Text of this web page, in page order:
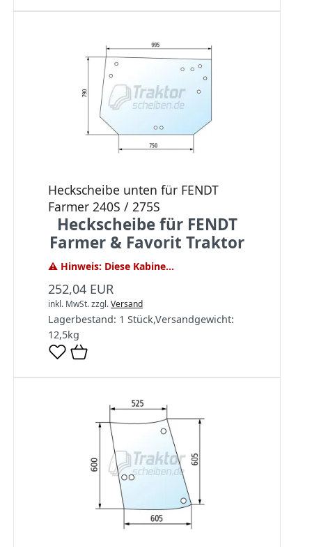
Heckscheibe unten für FENDT
Farmer 240S / 275S
Heckscheibe für FENDT
Farmer & Favorit Traktor
⚠️ Hinweis: Diese Kabine...
252,04 EUR
inkl. MwSt.zzgl.Versand
Lagerbestand: 1 Stück,Versandgewicht:
12,5kg